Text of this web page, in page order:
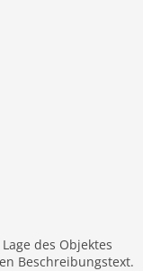
des Objektes
Beschreibungstext.